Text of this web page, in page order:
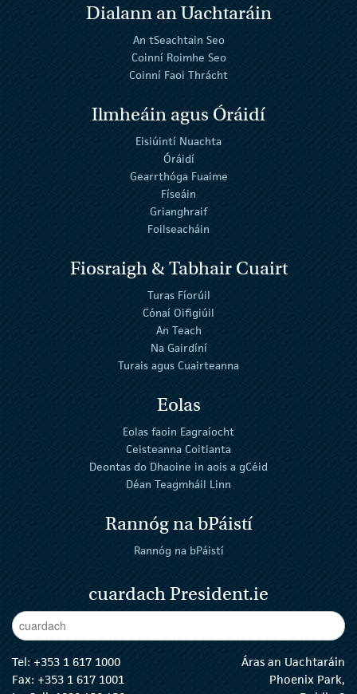
Dialann an Uachtaráin
An tSeachtain Seo
Coinní Roimhe Seo
Coinní Faoi Thrácht
Ilmheáin agus Óráidí
Eisiúintí Nuachta
Óráidí
Gearrthóga Fuaime
Físeáin
Grianghraif
Foilseacháin
Fiosraigh & Tabhair Cuairt
Turas Fíorúil
Cónaí Oifigiúil
An Teach
Na Gairdíní
Turais agus Cuairteanna
Eolas
Eolas faoin Eagraíocht
Ceisteanna Coitianta
Deontas do Dhaoine in aois a gCéid
Déan Teagmháil Linn
Rannóg na bPáistí
Rannóg na bPáistí
cuardach President.ie
Enter Keywords
Tel: +353 1 617 1000
Fax: +353 1 617 1001
Áras an Uachtaráin
Phoenix Park,